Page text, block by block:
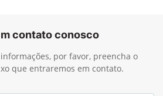
contato conosco
por favor, preencha o
que entraremos em contato.